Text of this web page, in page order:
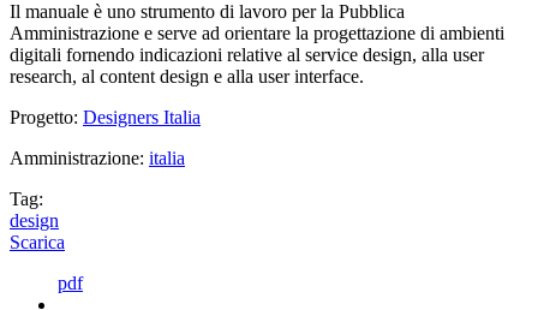
Il manuale è uno strumento di lavoro per la Pubblica
Amministrazione e serve ad orientare la progettazione di ambienti
digitali fornendo indicazioni relative al service design, alla user
research, al content design e alla user interface.
Progetto: Designers Italia
Amministrazione: italia
Tag:
design
Scarica
pdf